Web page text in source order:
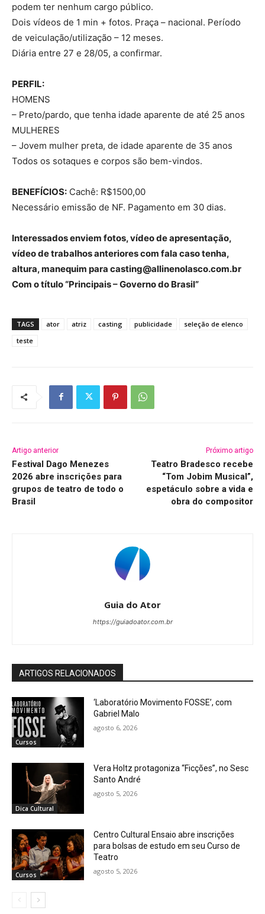
podem ter nenhum cargo público.
Dois vídeos de 1 min + fotos. Praça – nacional. Período
de veiculação/utilização – 12 meses.
Diária entre 27 e 28/05, a confirmar.
PERFIL:
HOMENS
– Preto/pardo, que tenha idade aparente de até 25 anos
MULHERES
– Jovem mulher preta, de idade aparente de 35 anos
Todos os sotaques e corpos são bem-vindos.
BENEFÍCIOS: Cachê: R$1500,00
Necessário emissão de NF. Pagamento em 30 dias.
Interessados enviem fotos, vídeo de apresentação,
vídeo de trabalhos anteriores com fala caso tenha,
altura, manequim para casting@allinenolasco.com.br
Com o título “Principais – Governo do Brasil”
TAGS ator atriz casting publicidade
seleção de elenco
teste
Artigo anterior
Festival Dago Menezes
2026 abre inscrições para
grupos de teatro de todo o
Brasil
Próximo artigo
Teatro Bradesco recebe
“Tom Jobim Musical”,
espetáculo sobre a vida e
obra do compositor
Guia do Ator
https://guiadoator.com.br
ARTIGOS RELACIONADOS
Cursos
‘Laboratório Movimento FOSSE’, com
Gabriel Malo
agosto 6, 2026
Dica Cultural
Vera Holtz protagoniza “Ficções”, no Sesc
Santo André
agosto 5, 2026
Cursos
Centro Cultural Ensaio abre inscrições
para bolsas de estudo em seu Curso de
Teatro
agosto 5, 2026